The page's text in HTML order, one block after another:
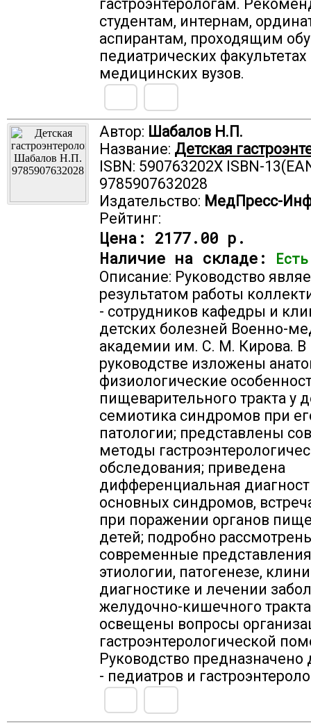
гастроэнтерологам.
студентам, интернам,
аспирантам, проходящим
педиатрических факультетах
медицинских вузов.
Автор: Шабалов Н.П.
Название: Детская
ISBN: 590763202X ISBN-
9785907632028
Издательство: МедПресс-
Рейтинг:
Цена: 2177.00 р.
Наличие на складе:
Описание: Руководство
результатом работы
- сотрудников кафедры и
детских болезней Военно-
академии им. С. М. Кирова. В
руководстве изложены
физиологические
пищеварительного тракта у
семиотика синдромов при
патологии; представлены
методы
обследования; приведена
дифференциальная
основных синдромов,
при поражении органов
детей; подробно
современные
этиологии, патогенезе,
диагностике и лечении
желудочно-кишечного
освещены вопросы
гастроэнтерологической
Руководство предназначено
- педиатров и